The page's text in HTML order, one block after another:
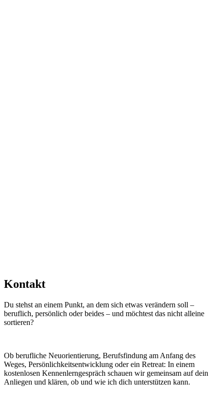
Kontakt
Du stehst an einem Punkt, an dem sich etwas verändern soll –
beruflich, persönlich oder beides – und möchtest das nicht alleine
sortieren?
Ob berufliche Neuorientierung, Berufsfindung am Anfang des
Weges, Persönlichkeitsentwicklung oder ein Retreat: In einem
kostenlosen Kennenlerngespräch schauen wir gemeinsam auf dein
Anliegen und klären, ob und wie ich dich unterstützen kann.